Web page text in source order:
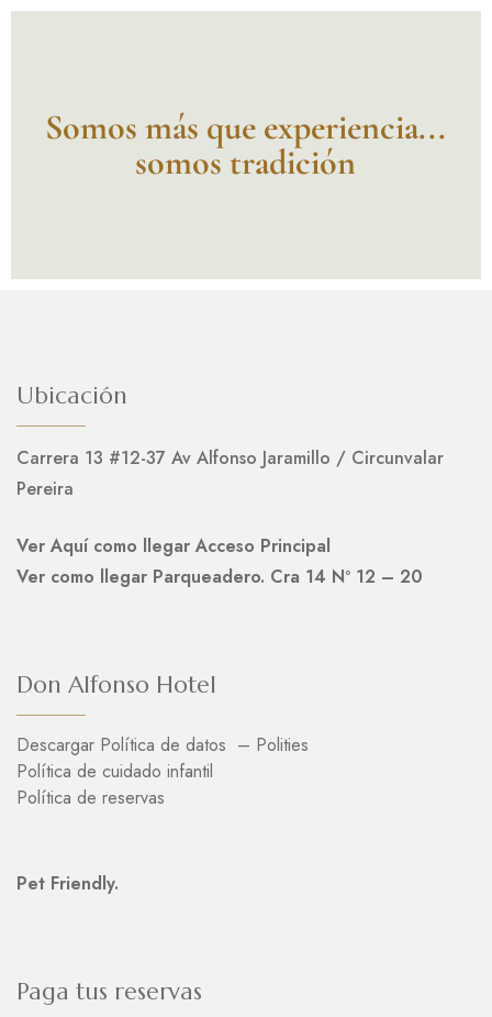
Somos más que experiencia...
somos tradición
Ubicación
Carrera 13 #12-37 Av Alfonso Jaramillo / Circunvalar
Pereira
Ver Aquí como llegar Acceso Principal
Ver como llegar Parqueadero. Cra 14 Nº 12 – 20
Don Alfonso Hotel
Descargar Política de datos – Polities
Política de cuidado infantil
Política de reservas
Pet Friendly.
Paga tus reservas